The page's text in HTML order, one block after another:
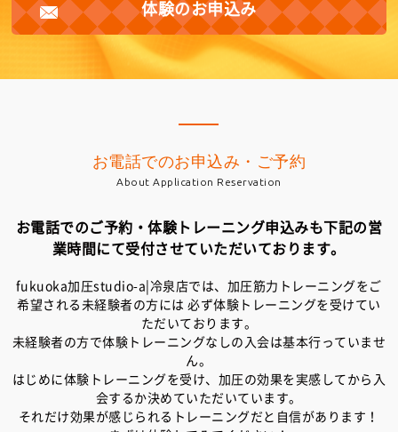
体験のお申込み
お電話でのお申込み・ご予約
About Application Reservation
お電話でのご予約・体験トレーニング申込みも下記の営
業時間にて受付させていただいております。
fukuoka加圧studio-a|冷泉店では、加圧筋力トレーニングをご
希望される未経験者の方には 必ず体験トレーニングを受けてい
ただいております。
未経験者の方で体験トレーニングなしの入会は基本行っていませ
ん。
はじめに体験トレーニングを受け、加圧の効果を実感してから入
会するか決めていただいています。
それだけ効果が感じられるトレーニングだと自信があります！